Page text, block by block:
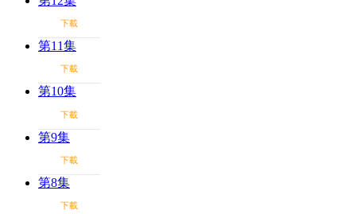
下載
第11集
下載
第10集
下載
第9集
下載
第8集
下載